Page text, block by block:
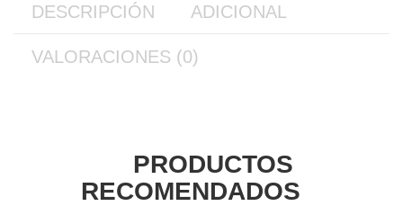
DESCRIPCIÓN ADICIONAL
VALORACIONES (0)
PRODUCTOS
RECOMENDADOS